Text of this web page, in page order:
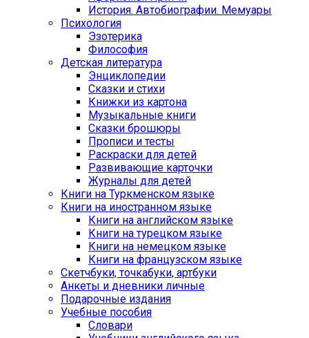
История. Автобиографии. Мемуары
Психология
Эзотерика
Философия
Детская литература
Энциклопедии
Сказки и стихи
Книжки из картона
Музыкальные книги
Сказки брошюры
Прописи и тесты
Раскраски для детей
Развивающие карточки
Журналы для детей
Книги на Туркменском языке
Книги на иностранном языке
Книги на английском языке
Книги на турецком языке
Книги на немецком языке
Книги на французском языке
Cкетчбуки, точкабуки, артбуки
Анкеты и дневники личные
Подарочные издания
Учебные пособия
Словари